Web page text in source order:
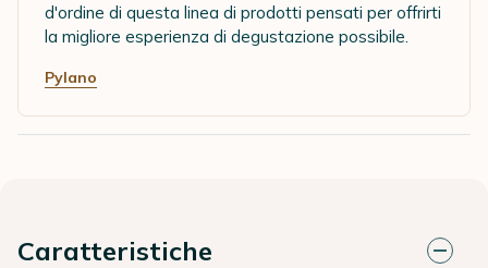
d'ordine di questa linea di prodotti pensati per offrirti
la migliore esperienza di degustazione possibile.
Pylano
Caratteristiche